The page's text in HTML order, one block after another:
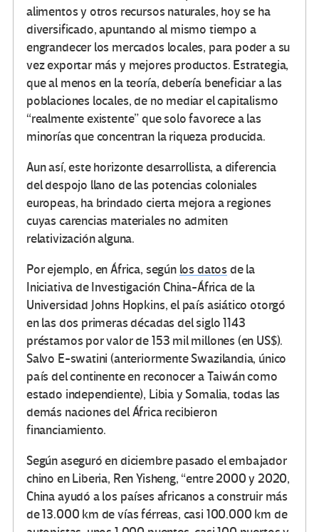
alimentos y otros recursos naturales, hoy se ha
diversificado, apuntando al mismo tiempo a
engrandecer los mercados locales, para poder a su
vez exportar más y mejores productos. Estrategia,
que al menos en la teoría, debería beneficiar a las
poblaciones locales, de no mediar el capitalismo
“realmente existente” que solo favorece a las
minorías que concentran la riqueza producida.
Aun así, este horizonte desarrollista, a diferencia
del despojo llano de las potencias coloniales
europeas, ha brindado cierta mejora a regiones
cuyas carencias materiales no admiten
relativización alguna.
Por ejemplo, en África, según los datos de la
Iniciativa de Investigación China-África de la
Universidad Johns Hopkins, el país asiático otorgó
en las dos primeras décadas del siglo 1143
préstamos por valor de 153 mil millones (en US$).
Salvo E-swatini (anteriormente Swazilandia, único
país del continente en reconocer a Taiwán como
estado independiente), Libia y Somalia, todas las
demás naciones del África recibieron
financiamiento.
Según aseguró en diciembre pasado el embajador
chino en Liberia, Ren Yisheng, “entre 2000 y 2020,
China ayudó a los países africanos a construir más
de 13.000 km de vías férreas, casi 100.000 km de